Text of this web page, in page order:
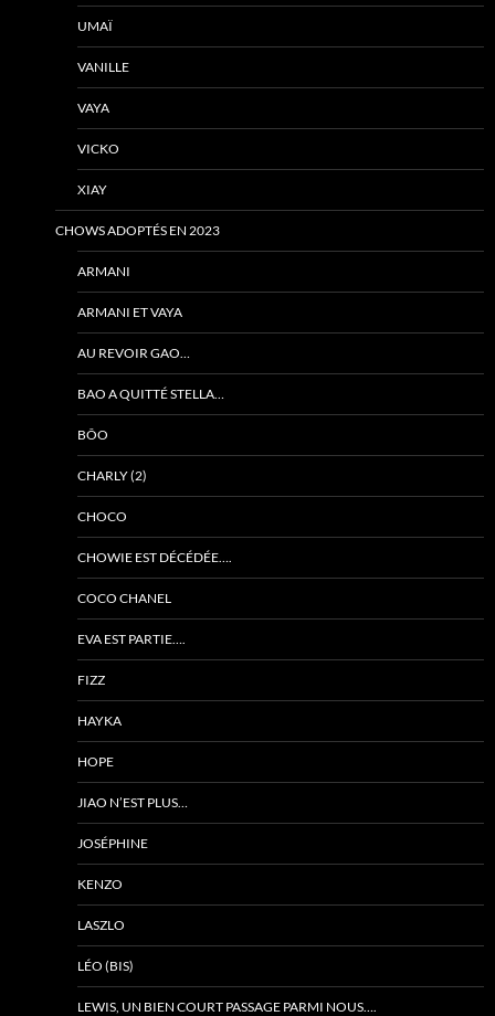
UMAÏ
VANILLE
VAYA
VICKO
XIAY
CHOWS ADOPTÉS EN 2023
ARMANI
ARMANI ET VAYA
AU REVOIR GAO…
BAO A QUITTÉ STELLA…
BÔO
CHARLY (2)
CHOCO
CHOWIE EST DÉCÉDÉE….
COCO CHANEL
EVA EST PARTIE….
FIZZ
HAYKA
HOPE
JIAO N’EST PLUS…
JOSÉPHINE
KENZO
LASZLO
LÉO (BIS)
LEWIS, UN BIEN COURT PASSAGE PARMI NOUS….